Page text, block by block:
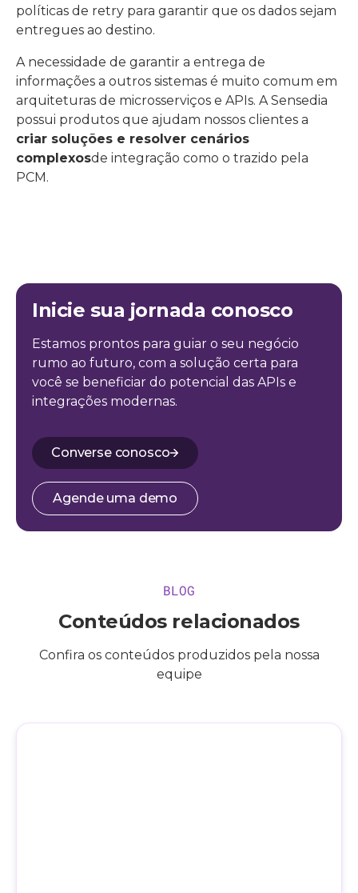
políticas de retry para garantir que os dados sejam
entregues ao destino.
A necessidade de garantir a entrega de
informações a outros sistemas é muito comum em
arquiteturas de microsserviços e APIs. A Sensedia
possui produtos que ajudam nossos clientes a
criar soluções e resolver cenários
complexosde integração como o trazido pela
PCM.
Inicie sua jornada conosco
Estamos prontos para guiar o seu negócio
rumo ao futuro, com a solução certa para
você se beneficiar do potencial das APIs e
integrações modernas.
Converse conosco
Agende uma demo
BLOG
Conteúdos relacionados
Confira os conteúdos produzidos pela nossa
equipe